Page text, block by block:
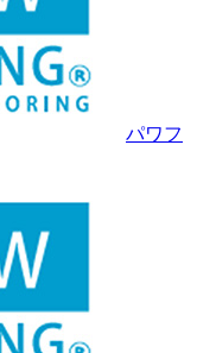
パワフ